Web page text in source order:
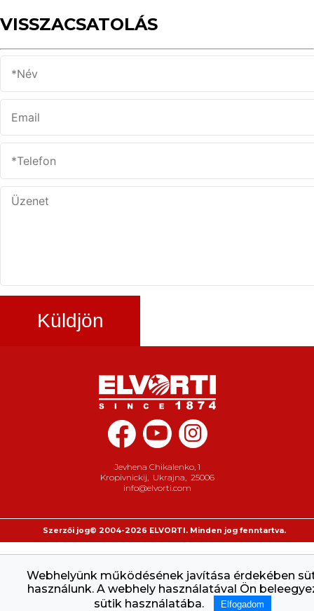
VISSZACSATOLÁS
Küldjön
Jevhena Chikalenko, 1
Kropivnickij
Ukrajna 25006
info@elvorti.com
Szerzői jog© 2004-2026 ELVORTI. Minden jog fenntartva.
Webhelyünk működésének javítása érdekében
használunk. A webhely használatával Ön
sütik használatába.
Elfogadom